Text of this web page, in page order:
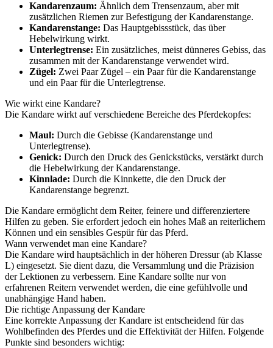
Kandarenzaum: Ähnlich dem Trensenzaum, aber mit
zusätzlichen Riemen zur Befestigung der Kandarenstange.
Kandarenstange: Das Hauptgebissstück, das über
Hebelwirkung wirkt.
Unterlegtrense: Ein zusätzliches, meist dünneres Gebiss, das
zusammen mit der Kandarenstange verwendet wird.
Zügel: Zwei Paar Zügel – ein Paar für die Kandarenstange
und ein Paar für die Unterlegtrense.
Wie wirkt eine Kandare?
Die Kandare wirkt auf verschiedene Bereiche des Pferdekopfes:
Maul: Durch die Gebisse (Kandarenstange und
Unterlegtrense).
Genick: Durch den Druck des Genickstücks, verstärkt durch
die Hebelwirkung der Kandarenstange.
Kinnlade: Durch die Kinnkette, die den Druck der
Kandarenstange begrenzt.
Die Kandare ermöglicht dem Reiter, feinere und differenziertere
Hilfen zu geben. Sie erfordert jedoch ein hohes Maß an reiterlichem
Können und ein sensibles Gespür für das Pferd.
Wann verwendet man eine Kandare?
Die Kandare wird hauptsächlich in der höheren Dressur (ab Klasse
L) eingesetzt. Sie dient dazu, die Versammlung und die Präzision
der Lektionen zu verbessern. Eine Kandare sollte nur von
erfahrenen Reitern verwendet werden, die eine gefühlvolle und
unabhängige Hand haben.
Die richtige Anpassung der Kandare
Eine korrekte Anpassung der Kandare ist entscheidend für das
Wohlbefinden des Pferdes und die Effektivität der Hilfen. Folgende
Punkte sind besonders wichtig: